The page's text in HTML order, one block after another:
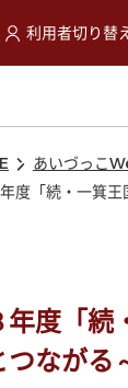
利用者切り替
選択すると利
あいづっこ
度「続・一箕
年度「
ながる